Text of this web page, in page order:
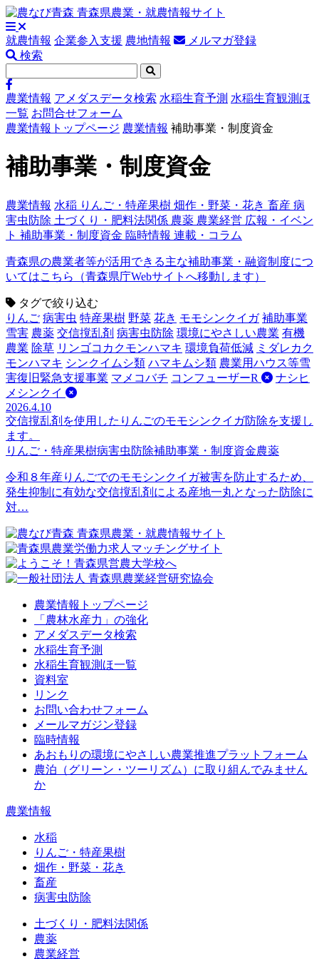
就農情報 企業参入支援 農地情報
メルマガ登録
検索
農業情報 アメダスデータ検索 水稲生育予測 水稲生育観測ほ
一覧 お問合せフォーム
農業情報トップページ 農業情報 補助事業・制度資金
補助事業・制度資金
農業情報 水稲 りんご・特産果樹 畑作・野菜・花き 畜産 病
害虫防除 土づくり・肥料法関係 農薬 農業経営 広報・イベン
ト 補助事業・制度資金 臨時情報 連載・コラム
青森県の農業者等が活用できる主な補助事業・融資制度につ
いてはこちら（青森県庁Webサイトへ移動します）
タグで絞り込む
りんご 病害虫 特産果樹 野菜 花き モモシンクイガ 補助事業
雪害 農薬 交信撹乱剤 病害虫防除 環境にやさしい農業 有機
農業 除草 リンゴコカクモンハマキ 環境負荷低減 ミダレカク
モンハマキ シンクイムシ類 ハマキムシ類 農業用ハウス等雪
害復旧緊急支援事業 マメコバチ コンフューザーR
ナシヒ
メシンクイ
2026.4.10
交信撹乱剤を使用したりんごのモモシンクイガ防除を支援し
ます。
りんご・特産果樹病害虫防除補助事業・制度資金農薬
令和８年産りんごでのモモシンクイガ被害を防止するため、
発生抑制に有効な交信撹乱剤による産地一丸となった防除に
対…
農業情報トップページ
「農林水産力」の強化
アメダスデータ検索
水稲生育予測
水稲生育観測ほ一覧
資料室
リンク
お問い合わせフォーム
メールマガジン登録
臨時情報
あおもりの環境にやさしい農業推進プラットフォーム
農泊（グリーン・ツーリズム）に取り組んでみません
か
農業情報
水稲
りんご・特産果樹
畑作・野菜・花き
畜産
病害虫防除
土づくり・肥料法関係
農薬
農業経営